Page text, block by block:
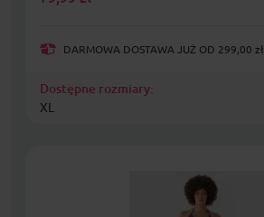
DARMOWA DOSTAWA JUŻ OD 299,00 zł
Dostępne rozmiary:
XL